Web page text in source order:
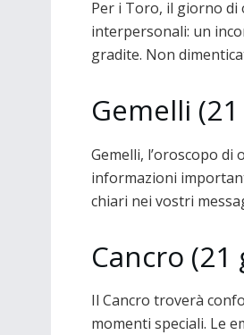
Per i Toro, il giorno di
interpersonali: un
gradite. Non
Gemelli
Gemelli, l’oroscopo
informazioni
chiari nei vostri
Cancro (21
Il Cancro troverà
momenti speciali. Le